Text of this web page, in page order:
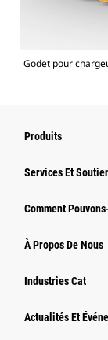
Godet pour
Produits
Services Et
Comment
À Propos De Nous
Industries Cat
Actualités Et